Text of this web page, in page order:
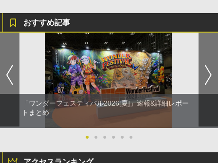
おすすめ記事
「ワンダーフェスティバル2026[夏]」速報&詳細レポー
トまとめ
● ● ● ● ● ●